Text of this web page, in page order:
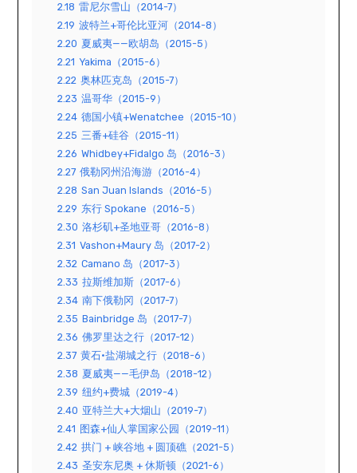
2.18 雷尼尔雪山（2014-7）
2.19 波特兰+哥伦比亚河（2014-8）
2.20 夏威夷——欧胡岛（2015-5）
2.21 Yakima（2015-6）
2.22 奥林匹克岛（2015-7）
2.23 温哥华（2015-9）
2.24 德国小镇+Wenatchee（2015-10）
2.25 三番+硅谷（2015-11）
2.26 Whidbey+Fidalgo 岛（2016-3）
2.27 俄勒冈州沿海游（2016-4）
2.28 San Juan Islands（2016-5）
2.29 东行 Spokane（2016-5）
2.30 洛杉矶+圣地亚哥（2016-8）
2.31 Vashon+Maury 岛（2017-2）
2.32 Camano 岛（2017-3）
2.33 拉斯维加斯（2017-6）
2.34 南下俄勒冈（2017-7）
2.35 Bainbridge 岛（2017-7）
2.36 佛罗里达之行（2017-12）
2.37 黄石·盐湖城之行（2018-6）
2.38 夏威夷——毛伊岛（2018-12）
2.39 纽约+费城（2019-4）
2.40 亚特兰大+大烟山（2019-7）
2.41 图森+仙人掌国家公园（2019-11）
2.42 拱门 + 峡谷地 + 圆顶礁（2021-5）
2.43 圣安东尼奥 + 休斯顿（2021-6）